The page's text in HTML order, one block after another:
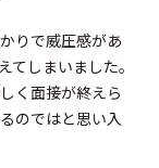
りで威圧感があ
てしまいました。
く面接が終えら
のではと思い入